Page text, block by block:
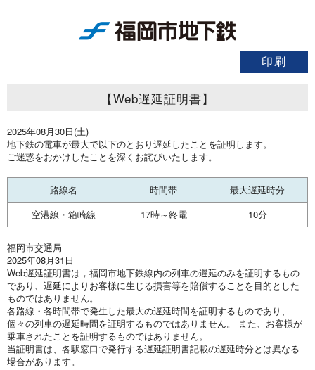
【Web遅延証明書】
2025年08月30日(土)
地下鉄の電車が最大で以下のとおり遅延したことを証明します。
ご迷惑をおかけしたことを深くお詫びいたします。
路線名 時間帯
最大遅延時分
空港線・箱崎線
17時～終電 10分
福岡市交通局
2025年08月31日
Web遅延証明書は，福岡市地下鉄線内の列車の遅延のみを証明するもの
であり、遅延によりお客様に生じる損害等を賠償することを目的とした
ものではありません。
各路線・各時間帯で発生した最大の遅延時間を証明するものであり、
個々の列車の遅延時間を証明するものではありません。 また、お客様が
乗車されたことを証明するものではありません。
当証明書は、各駅窓口で発行する遅延証明書記載の遅延時分とは異なる
場合があります。